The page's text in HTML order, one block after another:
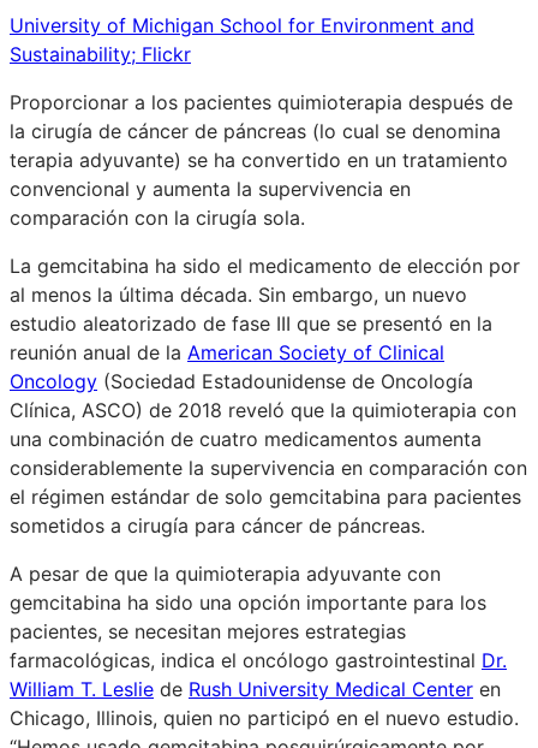
University of Michigan School for Environment and
Sustainability; Flickr
Proporcionar a los pacientes quimioterapia después de
la cirugía de cáncer de páncreas (lo cual se denomina
terapia adyuvante) se ha convertido en un tratamiento
convencional y aumenta la supervivencia en
comparación con la cirugía sola.
La gemcitabina ha sido el medicamento de elección por
al menos la última década. Sin embargo, un nuevo
estudio aleatorizado de fase III que se presentó en la
reunión anual de la American Society of Clinical
Oncology (Sociedad Estadounidense de Oncología
Clínica, ASCO) de 2018 reveló que la quimioterapia con
una combinación de cuatro medicamentos aumenta
considerablemente la supervivencia en comparación con
el régimen estándar de solo gemcitabina para pacientes
sometidos a cirugía para cáncer de páncreas.
A pesar de que la quimioterapia adyuvante con
gemcitabina ha sido una opción importante para los
pacientes, se necesitan mejores estrategias
farmacológicas, indica el oncólogo gastrointestinal Dr.
William T. Leslie de Rush University Medical Center en
Chicago, Illinois, quien no participó en el nuevo estudio.